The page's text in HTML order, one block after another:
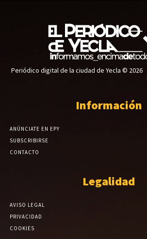
Periódico digital de la ciudad de Yecla © 2026
Información
ANÚNCIATE EN EPY
SUBSCRIBIRSE
CONTACTO
Legalidad
AVISO LEGAL
PRIVACIDAD
COOKIES